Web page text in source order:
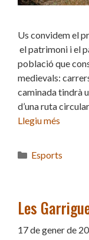
Us convidem el
el patrimoni i el
població que
medievals:
caminada tindrà
d’una ruta
Llegiu més
Categories
Esports
Les
17 de gener de